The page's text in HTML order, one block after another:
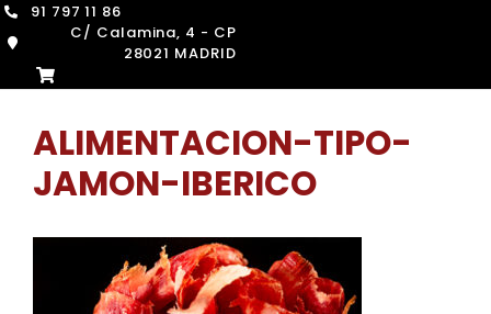
91 797 11 86
C/ Calamina, 4 - CP
28021 MADRID
ALIMENTACION-TIPO-
JAMON-IBERICO